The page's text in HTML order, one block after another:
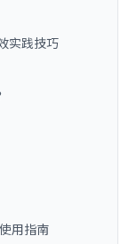
实践技巧
用指南